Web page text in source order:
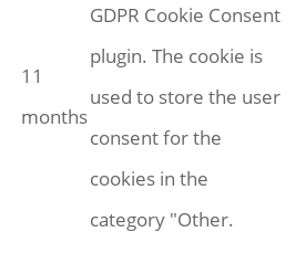
11
months
GDPR Cookie Consent
plugin. The cookie is
used to store the user
consent for the
cookies in the
category "Other.